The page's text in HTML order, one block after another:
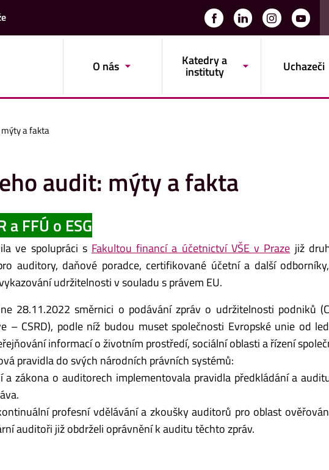
O nás Katedry a
instituty Uchazeči
mýty a fakta
audit: mýty a fakta
FFÚ o ESG
ve spolupráci s Fakultou financí a účetnictví VŠE v Praze již
auditory, daňové poradce, certifikované účetní a další
udržitelnosti v souladu s právem EU.
28.11.2022 směrnici o podávání zpráv o udržitelnosti podniků
– CSRD), podle níž budou muset společnosti Evropské unie od
informací o životním prostředí, sociální oblasti a řízení
pravidla do svých národních právních systémů:
a zákona o auditorech implementovala pravidla předkládání a
profesní vdělávání a zkoušky auditorů pro oblast
auditoři již obdrželi oprávnění k auditu těchto zpráv.